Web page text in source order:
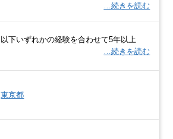
…続きを読む
以下いずれかの経験を合わせて5年以上
…続きを読む
東京都